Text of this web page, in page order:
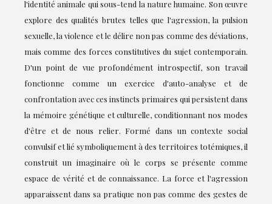
l'identité animale qui sous-tend la nature humaine. Son œuvre
explore des qualités brutes telles que l'agression, la pulsion
sexuelle, la violence et le délire non pas comme des déviations,
mais comme des forces constitutives du sujet contemporain.
D'un point de vue profondément introspectif, son travail
fonctionne comme un exercice d'auto-analyse et de
confrontation avec ces instincts primaires qui persistent dans
la mémoire génétique et culturelle, conditionnant nos modes
d'être et de nous relier. Formé dans un contexte social
convulsif et lié symboliquement à des territoires totémiques, il
construit un imaginaire où le corps se présente comme
espace de vérité et de connaissance. La force et l'agression
apparaissent dans sa pratique non pas comme des gestes de